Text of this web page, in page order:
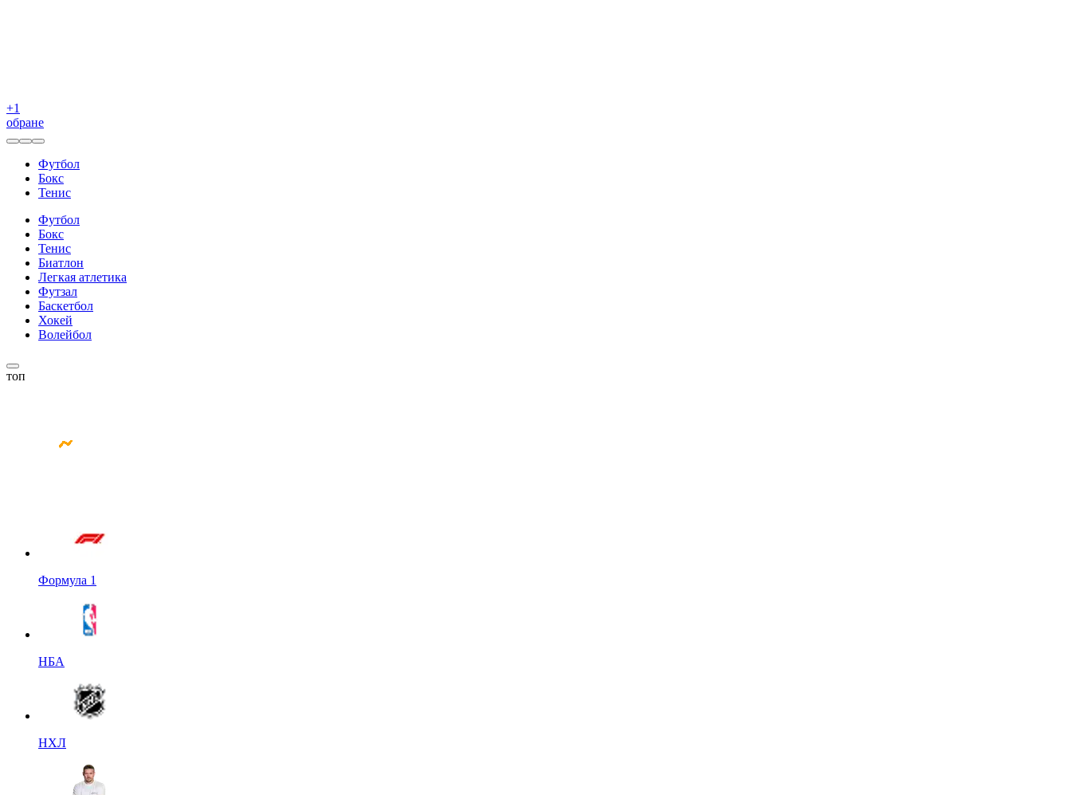
+1
обране
Футбол
Бокс
Тенис
Футбол
Бокс
Тенис
Биатлон
Легкая атлетика
Футзал
Баскетбол
Хокей
Волейбол
топ
Формула 1
НБА
НХЛ